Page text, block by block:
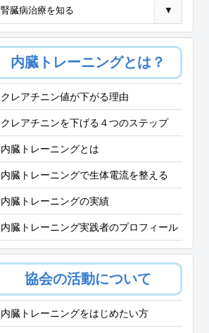
腎臓病治療を知る ▼
内臓トレーニングとは？
クレアチニン値が下がる理由
クレアチニンを下げる４つのステップ
内臓トレーニングとは
内臓トレーニングで生体電流を整える
内臓トレーニングの実績
内臓トレーニング実践者のプロフィール
協会の活動について
内臓トレーニングをはじめたい方